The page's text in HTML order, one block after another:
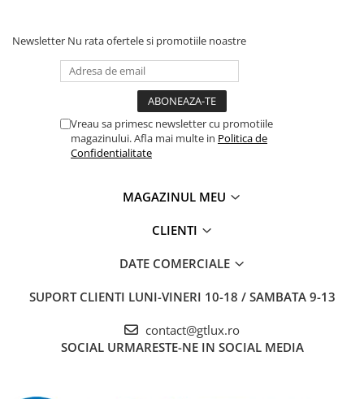
Newsletter Nu rata ofertele si promotiile noastre
Vreau sa primesc newsletter cu promotiile
magazinului. Afla mai multe in Politica de
Confidentialitate
MAGAZINUL MEU
CLIENTI
DATE COMERCIALE
SUPORT CLIENTI LUNI-VINERI 10-18 / SAMBATA 9-13
contact@gtlux.ro
SOCIAL URMARESTE-NE IN SOCIAL MEDIA